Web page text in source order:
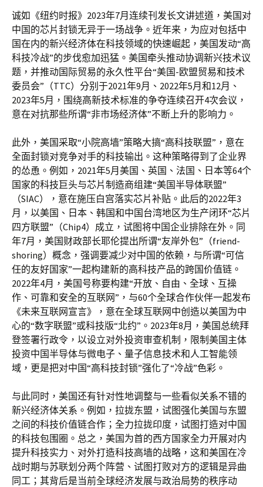
诚如《纽约时报》2023年7月连续刊发长文讲述道，美国对
中国的芯片封锁无异于一场战争。近年来，为应对包括中
国在内的新兴经济体在科技领域的快速崛起，美国发动“高
科技冷战”的步伐愈加迅猛。美国牵头推动协调新兴技术议
题，并推动国际贸易的永久性平台“美国-欧盟贸易和技术
委员会”（TTC）分别于2021年9月、2022年5月和12月、
2023年5月，围绕高新技术标准的争夺连续召开4次会议，
意在对抗那些所谓“非市场经济体”不断上升的影响力。
此外，美国采取“小院高墙”策略大搞“高科技联盟”，意在
全面封锁对竞争对手的科技输出。这种策略得到了企业界
的怂恿。例如，2021年5月美国、英国、法国、日本等64个
国家的科技巨头与芯片制造商组建“美国半导体联盟”
（SIAC），意在施压白宫落实芯片补贴。此后的2022年3
月，以美国、日本、韩国和中国台湾地区为生产闭环“芯片
四方联盟”（Chip4）成立，试图将中国企业排除在外。同
年7月，美国财政部长耶伦提出所谓“友岸外包”（friend-
shoring）概念，强调要减少对中国的依赖，与所谓“可信
任的友好国家”一起构建新的高科技产品的跨国价值链。
2022年4月，美国号称要构建“开放、自由、全球、互操
作、可靠和安全的互联网”，与60个全球合作伙伴一起发布
《未来互联网宣言》，意在全球互联网中创造以美国为中
心的“数字联盟”或科技版“北约”。2023年8月，美国总统拜
登签署行政令，以设立对外投资审查机制，限制美国主体
投资中国半导体与微电子、量子信息技术和人工智能领
域，更是把对中国“高科技封锁”强化了“冷战”色彩。
与此同时，美国还有针对性地调整与一些看似关系不错的
新兴经济体关系。例如，拉拢东盟，试图强化美国与东盟
之间的科技价值链合作；全力拉拢印度，试图打造对中国
的科技包围圈。总之，美国为首的西方国家全力开展对内
提升科技实力、对外打造科技高墙的战略，这和美国在冷
战时期与苏联划分两个阵营、试图打败对方的逻辑是异曲
同工；其背后是当前全球经济发展与政治局势的秩序动